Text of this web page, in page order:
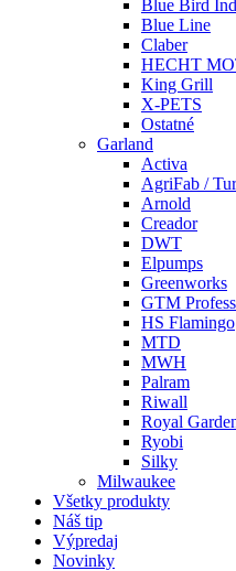
Blue Bird
Blue Line
Claber
HECHT
King Grill
X-PETS
Ostatné
Garland
Activa
AgriFab /
Arnold
Creador
DWT
Elpumps
Greenworks
GTM
HS Flamingo
MTD
MWH
Palram
Riwall
Royal
Ryobi
Silky
Milwaukee
Všetky produkty
Náš tip
Výpredaj
Novinky